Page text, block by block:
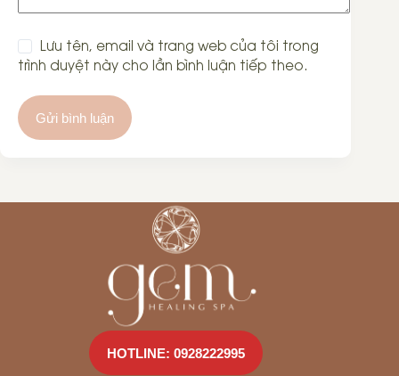
Lưu tên, email và trang web của tôi trong
trình duyệt này cho lần bình luận tiếp theo.
Gửi bình luận
HOTLINE: 0928222995